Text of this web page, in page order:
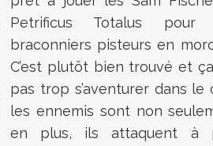
Petrificus Totalus pour
braconniers pisteurs en
C’est plutôt bien trouvé et
pas trop s’aventurer dans
les ennemis sont non
en plus, ils attaquent à